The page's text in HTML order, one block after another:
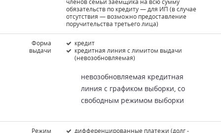
членов семьи заемщика на всю сумму
обязательств по кредиту — для ИП (в случае
отсутствия — возможно предоставление
поручительства третьего лица)
Форма
выдачи
кредит
кредитная линия с лимитом выдачи
(невозобновляемая)
невозобновляемая кредитная
линия с графиком выборки, со
свободным режимом выборки
Режим дифференцированные платежи (долг -